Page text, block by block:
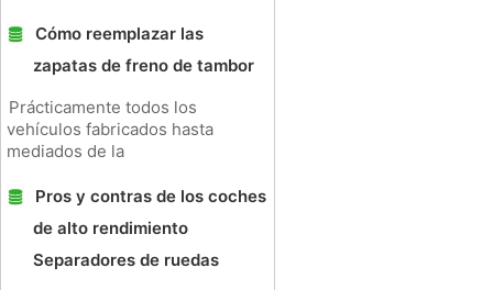
Cómo reemplazar las
zapatas de freno de tambor
Prácticamente todos los
vehículos fabricados hasta
mediados de la
Pros y contras de los coches
de alto rendimiento
Separadores de ruedas